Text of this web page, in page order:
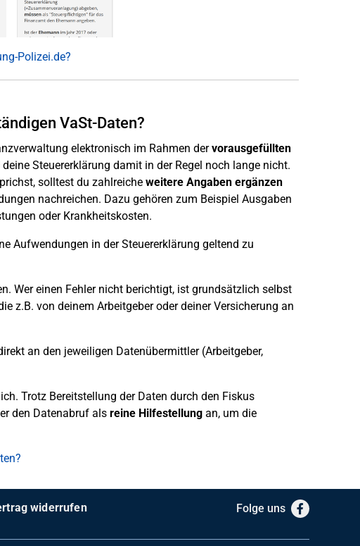
Polizei.de?
VaSt-Daten?
elektronisch im Rahmen dervorausgefüllten
Steuererklärung damit in der Regel noch lange nicht.
solltest du zahlreiche weitere Angaben ergänzen
nachreichen. Dazu gehören zum Beispiel Ausgaben
oder Krankheitskosten.
Aufwendungen in der Steuererklärung geltend zu
Wer einen Fehler nicht berichtigt, ist grundsätzlich selbst
z.B. von deinem Arbeitgeber oder deiner Versicherung an
an den jeweiligen Datenübermittler (Arbeitgeber,
Trotz Bereitstellung der Daten durch den Fiskus
den Datenabruf alsreine Hilfestellungan, um die
widerrufen Folge uns Facebook